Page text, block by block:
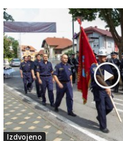
Izdvojeno